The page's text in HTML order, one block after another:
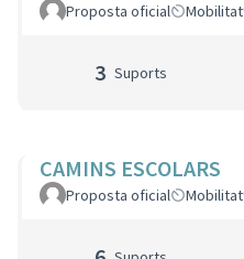
Proposta oficial Mobilitat
3 Suports
CAMINS ESCOLARS
Proposta oficial Mobilitat